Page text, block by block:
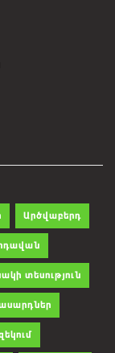
Արծվաբերդ
տեսություն